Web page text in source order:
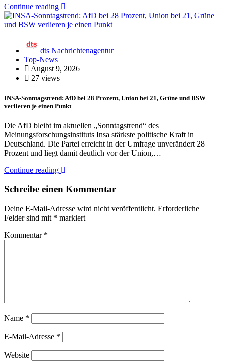
Continue reading
dts Nachrichtenagentur
Top-News
August 9, 2026
27 views
INSA-Sonntagstrend: AfD bei 28 Prozent, Union bei 21, Grüne und BSW
verlieren je einen Punkt
Die AfD bleibt im aktuellen „Sonntagstrend“ des
Meinungsforschungsinstituts Insa stärkste politische Kraft in
Deutschland. Die Partei erreicht in der Umfrage unverändert 28
Prozent und liegt damit deutlich vor der Union,…
Continue reading
Schreibe einen Kommentar
Deine E-Mail-Adresse wird nicht veröffentlicht. Erforderliche
Felder sind mit * markiert
Kommentar *
Name *
E-Mail-Adresse *
Website